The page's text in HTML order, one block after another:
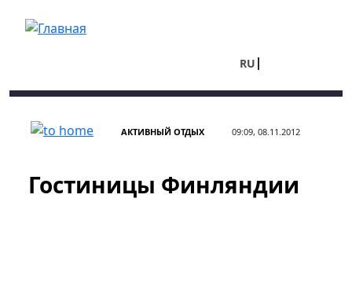
RU
АКТИВНЫЙ ОТДЫХ 09:09, 08.11.2012
Гостиницы Финляндии